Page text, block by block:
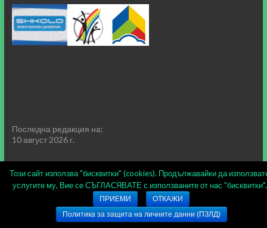
Последна редакция на:
10 август 2026 г.
Copyright © 2026СУ "Пейо Кр. Яворов" гр. Варна.
Този сайт използва "бисквитки" (cookies). Продължавайки да
услугите му, Вие се СЪГЛАСЯВАТЕ с използваните от нас "бисквитки".
ПРИЕМИ
ОТКАЖИ
Политика за защита на личните данни (ПЗЛД)